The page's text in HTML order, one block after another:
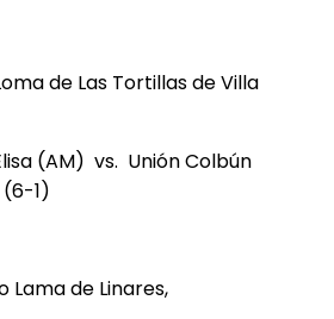
de Las Tortillas de Villa
(AM) vs. Unión Colbún
1)
Lama de Linares,